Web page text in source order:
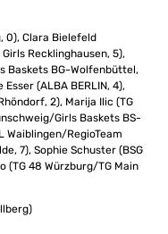
0), Clara Bielefeld
Recklinghausen, 5),
Baskets BG-Wolfenbüttel,
(ALBA BERLIN, 4),
2), Marija Ilic (TG
Girls Baskets BS-
Waiblingen/RegioTeam
7), Sophie Schuster (BSG
(TG 48 Würzburg/TG Main